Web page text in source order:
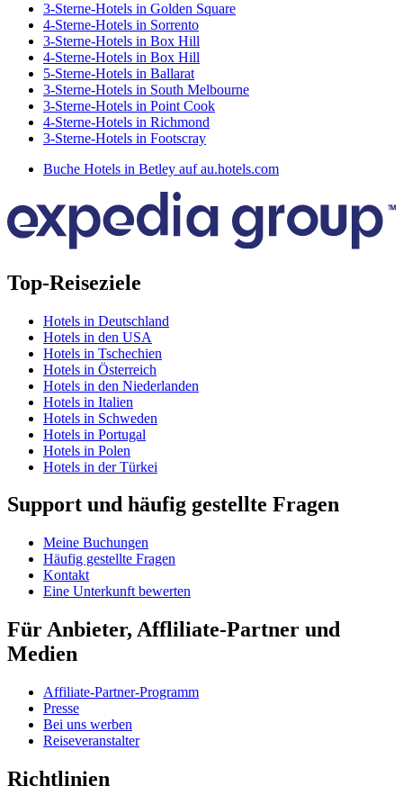
3-Sterne-Hotels in Golden Square
4-Sterne-Hotels in Sorrento
3-Sterne-Hotels in Box Hill
4-Sterne-Hotels in Box Hill
5-Sterne-Hotels in Ballarat
3-Sterne-Hotels in South Melbourne
3-Sterne-Hotels in Point Cook
4-Sterne-Hotels in Richmond
3-Sterne-Hotels in Footscray
Buche Hotels in Betley auf au.hotels.com
Top-Reiseziele
Hotels in Deutschland
Hotels in den USA
Hotels in Tschechien
Hotels in Österreich
Hotels in den Niederlanden
Hotels in Italien
Hotels in Schweden
Hotels in Portugal
Hotels in Polen
Hotels in der Türkei
Support und häufig gestellte Fragen
Meine Buchungen
Häufig gestellte Fragen
Kontakt
Eine Unterkunft bewerten
Für Anbieter, Affliliate-Partner und
Medien
Affiliate-Partner-Programm
Presse
Bei uns werben
Reiseveranstalter
Richtlinien